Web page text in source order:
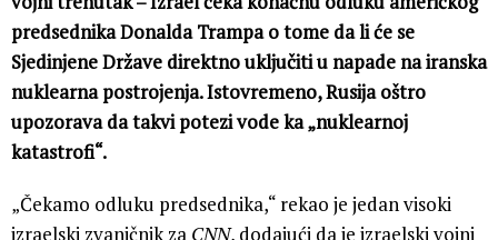
predsednika Donalda Trampa o tome da li će se
Sjedinjene Države direktno uključiti u napade na iranska
nuklearna postrojenja. Istovremeno, Rusija oštro
upozorava da takvi potezi vode ka „nuklearnoj
katastrofi“.
„Čekamo odluku predsednika,“ rekao je jedan visoki
izraelski zvaničnik za CNN, dodajući da je izraelski vojni